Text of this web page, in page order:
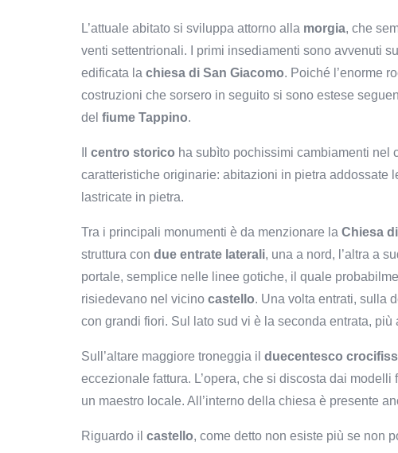
L’attuale abitato si sviluppa attorno alla morgia, che
venti settentrionali. I primi insediamenti sono avvenuti
edificata la chiesa di San Giacomo. Poiché l’enorme
costruzioni che sorsero in seguito si sono estese
del fiume Tappino.
centro storico ha subìto pochissimi cambiamenti nel
caratteristiche originarie: abitazioni in pietra addossate
lastricate in pietra.
Tra i principali monumenti è da menzionare la Chiesa
struttura con due entrate laterali, una a nord, l’altra a
portale, semplice nelle linee gotiche, il quale
risiedevano nel vicino castello. Una volta entrati, sulla
con grandi fiori. Sul lato sud vi è la seconda entrata,
Sull’altare maggiore troneggia il duecentesco
eccezionale fattura. L’opera, che si discosta dai
un maestro locale. All’interno della chiesa è presente
Riguardo il castello, come detto non esiste più se non